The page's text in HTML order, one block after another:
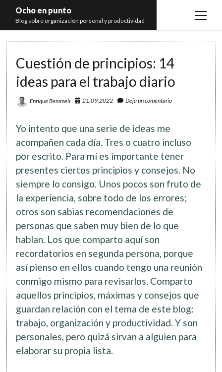
Ocho en punto
Blog sobre organización personal y productividad
open
Libros
Recomendaciones
Cuestión de principios: 14
ideas para el trabajo diario
Enrique Benimeli 21.09.2022 Deja un comentario
Yo intento que una serie de ideas me
acompañen cada día. Tres o cuatro incluso
por escrito. Para mí es importante tener
presentes ciertos principios y consejos. No
siempre lo consigo. Unos pocos son fruto de
la experiencia, sobre todo de los errores;
otros son sabias recomendaciones de
personas que saben muy bien de lo que
hablan. Los que comparto aquí son
recordatorios en segunda persona, porque
así pienso en ellos cuando tengo una reunión
conmigo mismo para revisarlos. Comparto
aquellos principios, máximas y consejos que
guardan relación con el tema de este blog:
trabajo, organización y productividad. Y son
personales, pero quizá sirvan a alguien para
elaborar su propia lista.